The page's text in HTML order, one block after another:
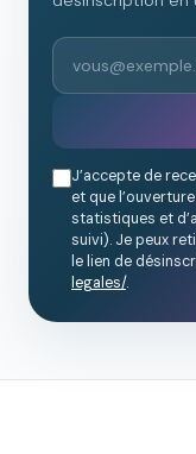
J’accepte de
et que
statistiques et
suivi). Je peux
le lien de
legales/.